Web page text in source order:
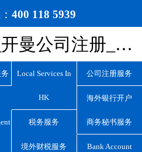
400 118 5939
香港公司注册_开曼公司注册_BVI公司注册_离岸公司注册_宏源国际咨询
Local Services In
HK
公司注册服务
海外银行开户
税务服务 商务秘书服务
境外财税服务 Bank Account